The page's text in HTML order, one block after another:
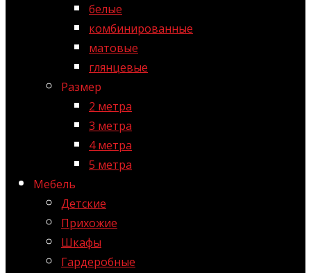
белые
комбинированные
матовые
глянцевые
Размер
2 метра
3 метра
4 метра
5 метра
Мебель
Детские
Прихожие
Шкафы
Гардеробные